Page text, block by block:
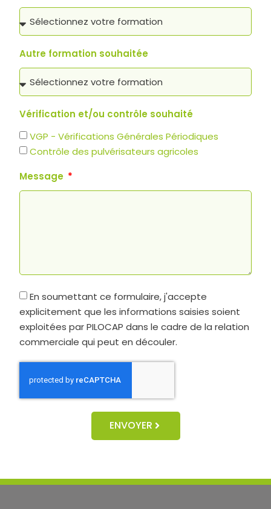
Autre formation souhaitée
Vérification et/ou contrôle souhaité
VGP - Vérifications Générales Périodiques
Contrôle des pulvérisateurs agricoles
Message
En soumettant ce formulaire, j'accepte
explicitement que les informations saisies soient
exploitées par PILOCAP dans le cadre de la relation
commerciale qui peut en découler.
ENVOYER